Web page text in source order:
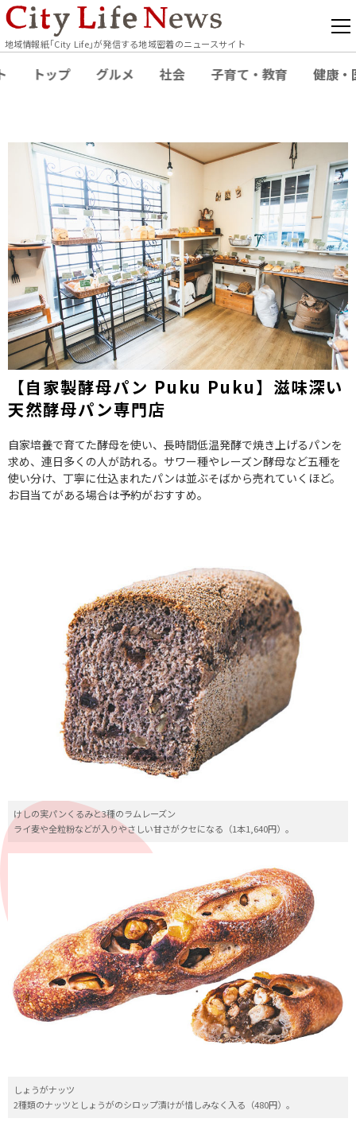
地域情報紙｢City Life｣が発信する地域密着のニュースサイト
トップ グルメ 社会 子育て・教育 健康・
【自家製酵母パン Puku Puku】滋味深い
天然酵母パン専門店
自家培養で育てた酵母を使い、長時間低温発酵で焼き上げるパンを
求め、連日多くの人が訪れる。サワー種やレーズン酵母など五種を
使い分け、丁寧に仕込まれたパンは並ぶそばから売れていくほど。
お目当てがある場合は予約がおすすめ。
けしの実パンくるみと3種のラムレーズン
ライ麦や全粒粉などが入りやさしい甘さがクセになる（1本1,640円）。
しょうがナッツ
2種類のナッツとしょうがのシロップ漬けが惜しみなく入る（480円）。